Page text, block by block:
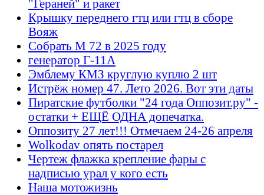
"Гераней" и ракет
Крышку переднего гтц или гтц в сборе
Вояж
Собрать М 72 в 2025 году
генератор Г-11А
Эмблему КМЗ круглую куплю 2 шт
Истрёж номер 47. Лето 2026. Вот эти даты
Пиратские футболки "24 года Оппозит.ру" -
остатки + ЕЩЁ ОДНА допечатка.
Оппозиту 27 лет!!! Отмечаем 24-26 апреля
Wolkodav опять постарел
Чертеж флажка крепление фары с
надписью урал у кого есть
Наша мотожизнь